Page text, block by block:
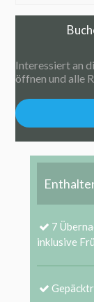
Interessiert an
öffnen und alle
7
inklusive